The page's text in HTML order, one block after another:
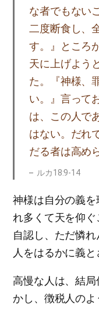
な者でもない
二度断食し、
す。』ところ
天に上げよう
た。『神様、
い。』言って
は、この人で
はない。だれ
だる者は高め
ルカ18:9-14
神様は自分の義
れ多くて天を仰
自認し、ただ憐
人をはるかに義と
高慢な人は、結
かし、徴税人の